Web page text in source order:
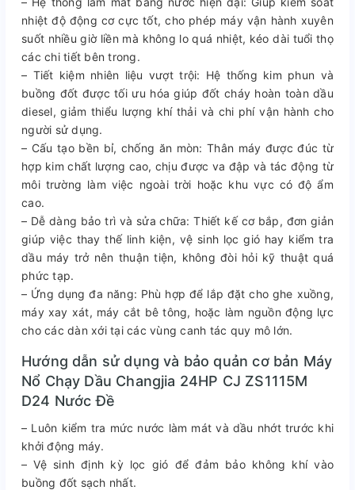
nhiệt độ động cơ cực tốt, cho phép máy vận hành xuyên
suốt nhiều giờ liền mà không lo quá nhiệt, kéo dài tuổi thọ
các chi tiết bên trong.
– Tiết kiệm nhiên liệu vượt trội: Hệ thống kim phun và
buồng đốt được tối ưu hóa giúp đốt cháy hoàn toàn dầu
diesel, giảm thiểu lượng khí thải và chi phí vận hành cho
người sử dụng.
– Cấu tạo bền bỉ, chống ăn mòn: Thân máy được đúc từ
hợp kim chất lượng cao, chịu được va đập và tác động từ
môi trường làm việc ngoài trời hoặc khu vực có độ ẩm
cao.
– Dễ dàng bảo trì và sửa chữa: Thiết kế cơ bắp, đơn giản
giúp việc thay thế linh kiện, vệ sinh lọc gió hay kiểm tra
dầu máy trở nên thuận tiện, không đòi hỏi kỹ thuật quá
phức tạp.
– Ứng dụng đa năng: Phù hợp để lắp đặt cho ghe xuồng,
máy xay xát, máy cắt bê tông, hoặc làm nguồn động lực
cho các dàn xới tại các vùng canh tác quy mô lớn.
Hướng dẫn sử dụng và bảo quản cơ bản Máy
Nổ Chạy Dầu Changjia 24HP CJ ZS1115M
D24 Nước Đề
– Luôn kiểm tra mức nước làm mát và dầu nhớt trước khi
khởi động máy.
– Vệ sinh định kỳ lọc gió để đảm bảo không khí vào
buồng đốt sạch nhất.